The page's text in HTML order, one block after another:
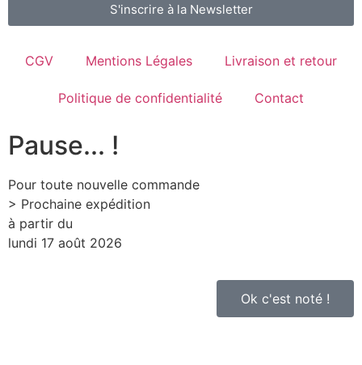
S'inscrire à la Newsletter
CGV Mentions Légales Livraison et retour
Politique de confidentialité Contact
Pause... !
Pour toute nouvelle commande
> Prochaine expédition
à partir du
lundi 17 août 2026
Ok c'est noté !